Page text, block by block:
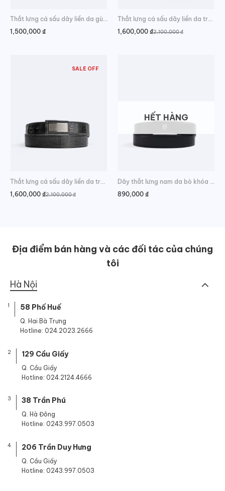
Thắt lưng cá sấu dây liền da gù đẳng cấp
1,500,000 ₫
Thắt lưng cá sấu dây liền da trơn sang trọng
2,100,000₫
Giá
1,600,000 ₫
Giá
SALE OFF
Thắt lưng cá sấu dây liền da trơn phong cách
2,100,000₫
Giá
1,600,000 ₫
Giá
HẾT HÀNG
890,000 ₫
Địa điểm bán hàng và các đối tác của chúng
tôi
Hà Nội
1 58 Phố Huế
Q. Hai Bà Trưng
Hotline: 024.2023.2666
2 129 Cầu Giấy
Q. Cầu Giấy
Hotline: 024.2124.4666
3 38 Trần Phú
Q. Hà Đông
Hotline: 0243.997.0503
4 206 Trần Duy Hưng
Q. Cầu Giấy
Hotline: 0243.997.0503